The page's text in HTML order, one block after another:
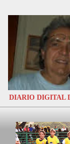
DIARIO DIGITAL